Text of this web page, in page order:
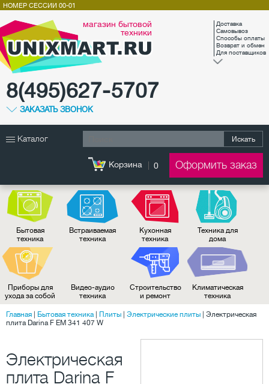
магазин бытовой
техники
8(495)627-5707
ЗАКАЗАТЬ ЗВОНОК
Доставка
Самовывоз
Способы оплаты
Возврат и обмен
Для поставщиков
НОМЕР СЕССИИ 00-01
Каталог Искать
Корзина 0 Оформить заказ
Бытовая
техника
Встраиваемая
техника
Кухонная
техника
Техника для
дома
Приборы для
ухода за собой
Видео-аудио
техника
Строительство
и ремонт
Климатическая
техника
Главная Бытовая техника| Плиты Электрические плиты
Электрическая
плита Darina F EM 341 407 W
Электрическая
плита Darina F